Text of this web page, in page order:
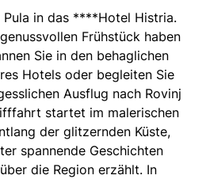
Pula in das ****Hotel Histria.
Frühstück haben
Sie in den behaglichen
Hotels oder begleiten Sie
Ausflug nach Rovinj
startet im malerischen
der glitzernden Küste,
spannende Geschichten
die Region erzählt. In